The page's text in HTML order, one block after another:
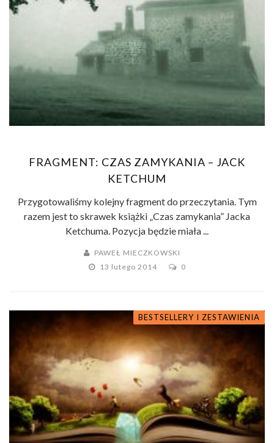
FRAGMENT: CZAS ZAMYKANIA – JACK
KETCHUM
Przygotowaliśmy kolejny fragment do przeczytania. Tym
razem jest to skrawek książki „Czas zamykania” Jacka
Ketchuma. Pozycja będzie miała ...
PAWEŁ MIECZKOWSKI
13 lutego 2014
0
BESTSELLERY I ZESTAWIENIA